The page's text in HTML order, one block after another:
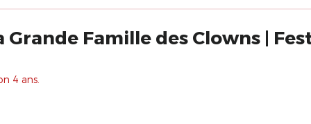
Grande Famille des Clowns |
4 ans.